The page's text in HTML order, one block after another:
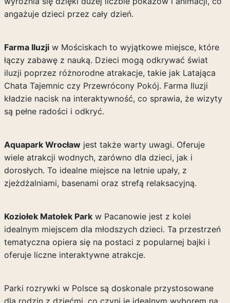
angażuje dzieci przez cały dzień.
Farma Iluzjiw Mościskach to wyjątkowe miejsce, które
łączy zabawę z nauką. Dzieci mogą odkrywać świat
iluzji poprzez różnorodne atrakacje, takie jak Latająca
Chata Tajemnic czy Przewrócony Pokój. Farma Iluzji
kładzie nacisk na interaktywność, co sprawia, że wizyty
są pełne radości i odkryć.
Aquapark Wrocławjest także warty uwagi. Oferuje
wiele atrakcji wodnych, zarówno dla dzieci, jak i
dorosłych. To idealne miejsce na letnie upały, z
zjeżdżalniami, basenami oraz strefą relaksacyjną.
Koziołek Matołek Parkw Pacanowie jest z kolei
idealnym miejscem dla młodszych dzieci. Ta przestrzeń
tematyczna opiera się na postaci z popularnej bajki i
oferuje liczne interaktywne atrakcje.
Parki rozrywki w Polsce są doskonale przystosowane
dla rodzin z dziećmi, co czyni je idealnym wyborem na